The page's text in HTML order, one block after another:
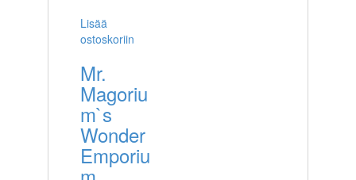
Lisää
ostoskoriin
Mr.
Magoriu
m`s
Wonder
Emporiu